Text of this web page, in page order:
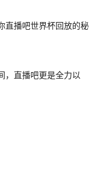
直播吧世界杯回放的秘
，直播吧更是全力以